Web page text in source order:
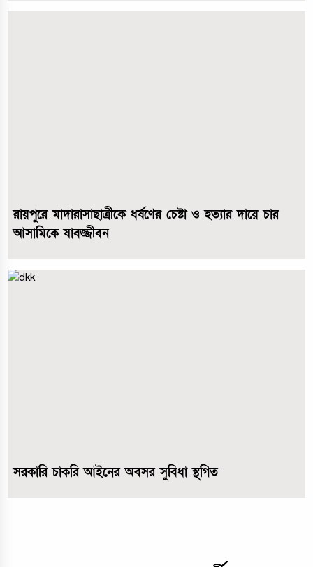
রায়পুরে মাদারাসাছাত্রীকে ধর্ষণের চেষ্টা ও হত্যার দায়ে চার
আসামিকে যাবজ্জীবন
সরকারি চাকরি আইনের অবসর সুবিধা স্থগিত